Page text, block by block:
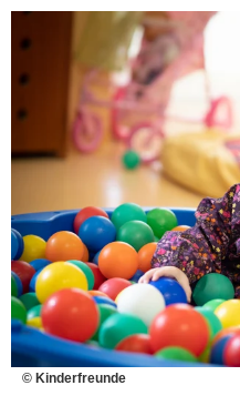
© Kinderfreunde